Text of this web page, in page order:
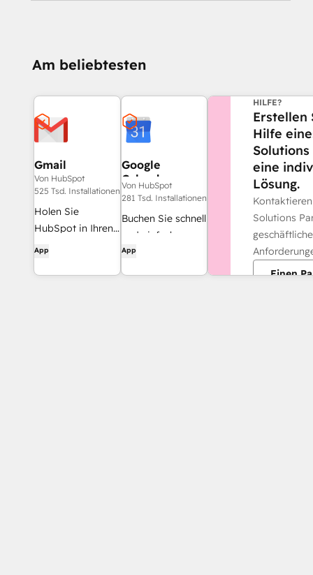
Am beliebtesten
Gmail
Von HubSpot
525 Tsd. Installationen
Holen Sie
HubSpot in Ihren
Posteingang – mit
Integration für
App
Google
Calendar
Von HubSpot
281 Tsd. Installationen
Buchen Sie schnell
und einfach
Meetings mit
App
HILFE?
Erstellen
Hilfe
eine
Lösung.
Solutions
Einen